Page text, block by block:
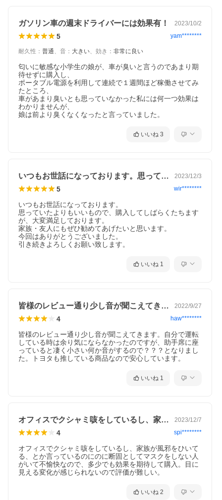
ガソリン車の週末ドライバーには効果有！ 2023/10/2
5 yam********
耐久性 ： 普通、 音 ： 大きい、 効き ： 非常に良い
匂いに敏感な小学生の娘が、車が臭いと言うのであまり期
待せずに購入し、
ポータブル電源を利用して連続で１週間ほど稼働させてみ
たところ、
車があまり臭いとも思っていなかった私には何一つ効果は
わかりませんが、
娘は前より臭くなくなったと言っていました。
いいね 3
いつもお世話になっております。思ってい… 2023/12/3
5 wir********
いつもお世話になっております。
思っていたよりもいいもので、購入してしばらくたちます
が、大変満足しております。
家族・友人にもぜひ勧めてあげたいと思います。
今回はありがとうございました。
引き続きよろしくお願い致します。
いいね 1
皆様のレビュー通り少し音が聞こえてきま… 2022/9/27
4 haw********
皆様のレビュー通り少し音が聞こえてきます。自分で運転
している時は余り気にならなかったのですが、助手席に座
っていると凄く小さい何か音がするので？？？となりまし
た。トヨタも推している商品なので安心しています。
いいね 1
オフィスでクシャミ咳をしているし、家族… 2023/12/7
4 spi********
オフィスでクシャミ咳をしているし、家族が風邪をひいて
る、とか言っているのにのに断固としてマスクをしない人
がいて不愉快なので、多少でも効果を期待して購入。目に
見える変化が感じられないので評価が難しい。
いいね 2